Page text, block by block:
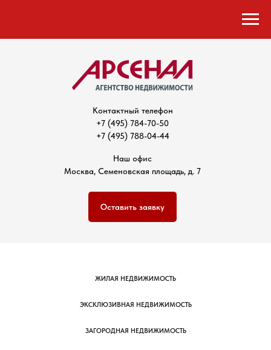
Контактный телефон
+7 (495) 784-70-50
+7 (495) 788-04-44
Наш офис
Москва, Семеновская площадь, д. 7
Оставить заявку
ЖИЛАЯ НЕДВИЖИМОСТЬ
ЭКСКЛЮЗИВНАЯ НЕДВИЖИМОСТЬ
ЗАГОРОДНАЯ НЕДВИЖИМОСТЬ